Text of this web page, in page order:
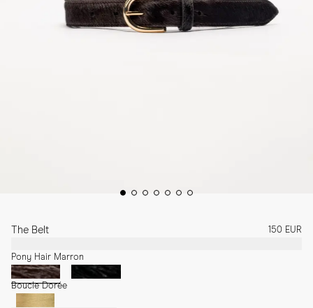
The Belt 150 EUR
Pony Hair Marron
Boucle Dorée